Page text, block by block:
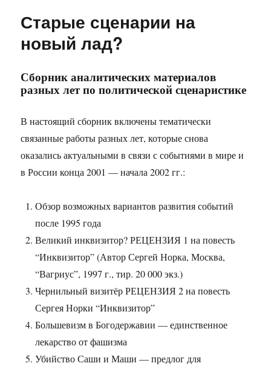
Старые сценарии на
новый лад?
Сборник аналитических материалов
разных лет по политической сценаристике
В настоящий сборник включены тематически
связанные работы разных лет, которые снова
оказались актуальными в связи с событиями в мире и
в России конца 2001 — начала 2002 гг.:
Обзор возможных вариантов развития событий
после 1995 года
Великий инквизитор? РЕЦЕНЗИЯ 1 на повесть
“Инквизитор” (Автор Сергей Норка, Москва,
“Вагриус”, 1997 г., тир. 20 000 экз.)
Чернильный визитёр РЕЦЕНЗИЯ 2 на повесть
Сергея Норки “Инквизитор”
Большевизм в Богодержавии — единственное
лекарство от фашизма
Убийство Саши и Маши — предлог для